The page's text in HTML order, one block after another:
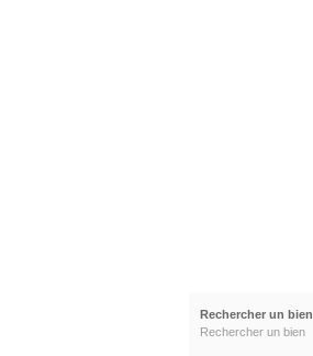
Rechercher un bien
Rechercher un bien